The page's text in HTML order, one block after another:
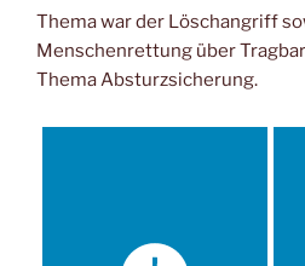
Thema war der Löschangriff
Menschenrettung über
Thema Absturzsicherung.